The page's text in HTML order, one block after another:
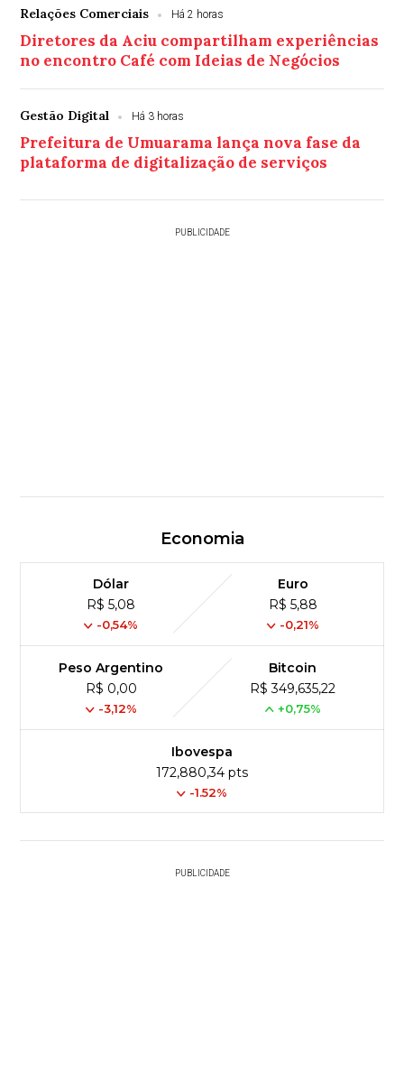
Relações Comerciais Há 2 horas
Diretores da Aciu compartilham experiências
no encontro Café com Ideias de Negócios
Gestão Digital Há 3 horas
Prefeitura de Umuarama lança nova fase da
plataforma de digitalização de serviços
PUBLICIDADE
Economia
Dólar
R$ 5,08
-0,54%
Euro
R$ 5,88
-0,21%
Peso Argentino
R$ 0,00
-3,12%
Bitcoin
R$ 349,635,22
+0,75%
Ibovespa
172,880,34 pts
-1.52%
PUBLICIDADE